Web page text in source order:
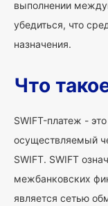
выполнении
убедиться, что
назначения.
Что
SWIFT-платеж -
осуществляемый
SWIFT. SWIFT
межбанковских
является сетью